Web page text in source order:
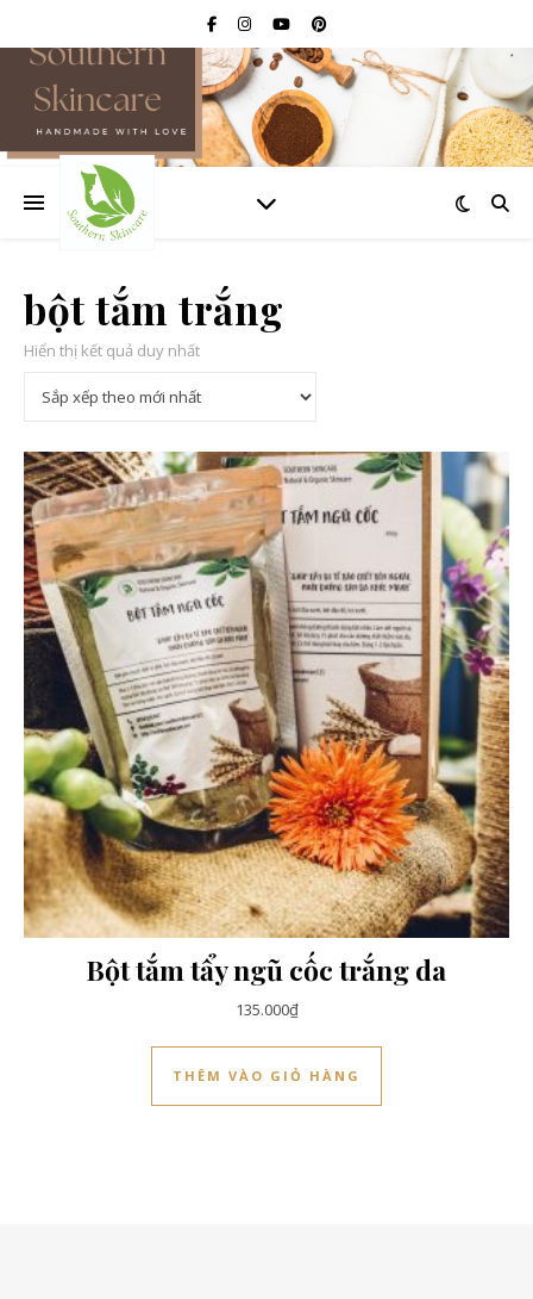
bột tắm trắng
Hiển thị kết quả duy nhất
Bột tắm tẩy ngũ cốc trắng da
135.000₫
THÊM VÀO GIỎ HÀNG